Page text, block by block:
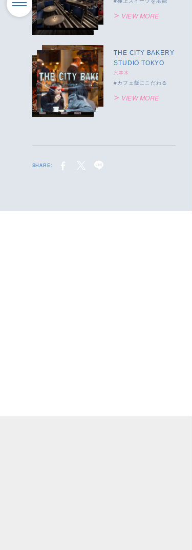
VIEW MORE
THE CITY BAKERY
STUDIO TOKYO
六本木
カフェ飯にこだわる
VIEW MORE
SHARE: